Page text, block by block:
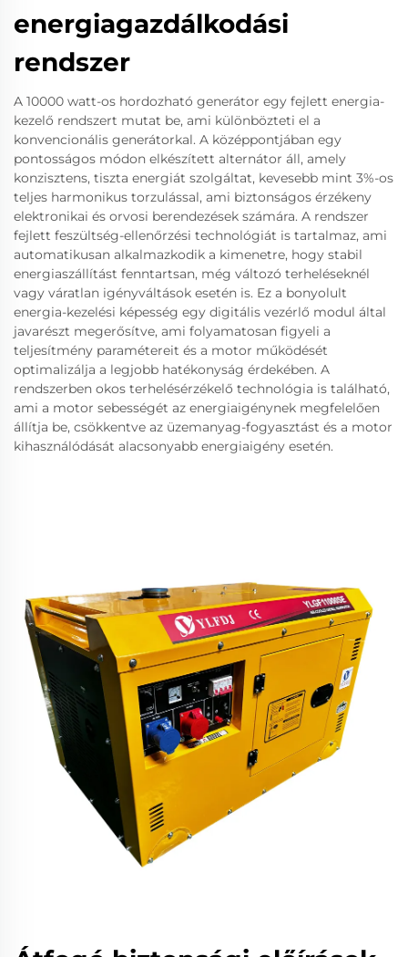
energiagazdálkodási
rendszer
A 10000 watt-os hordozható generátor egy fejlett energia-
kezelő rendszert mutat be, ami különbözteti el a
konvencionális generátorkal. A középpontjában egy
pontosságos módon elkészített alternátor áll, amely
konzisztens, tiszta energiát szolgáltat, kevesebb mint 3%-os
teljes harmonikus torzulással, ami biztonságos érzékeny
elektronikai és orvosi berendezések számára. A rendszer
fejlett feszültség-ellenőrzési technológiát is tartalmaz, ami
automatikusan alkalmazkodik a kimenetre, hogy stabil
energiaszállítást fenntartsan, még változó terheléseknél
vagy váratlan igényváltások esetén is. Ez a bonyolult
energia-kezelési képesség egy digitális vezérlő modul által
javarészt megerősítve, ami folyamatosan figyeli a
teljesítmény paramétereit és a motor működését
optimalizálja a legjobb hatékonyság érdekében. A
rendszerben okos terhelésérzékelő technológia is található,
ami a motor sebességét az energiaigénynek megfelelően
állítja be, csökkentve az üzemanyag-fogyasztást és a motor
kihasználódását alacsonyabb energiaigény esetén.